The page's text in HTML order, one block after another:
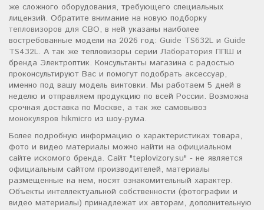
же сложного оборудования, требующего специальных
лицензий. Обратите внимание на новую подборку
тепловизоров для СВО, в ней указаны наиболее
востребованные модели на 2026 год: Guide TS632L и Guide
TS432L. А так же тепловизоры серии Лаборатория ППШ и
бренда Электроптик. Консультанты магазина с радостью
проконсультируют Вас и помогут подобрать аксессуар,
именно под вашу модель винтовки. Мы работаем 5 дней в
неделю и отправляем продукцию по всей России. Возможна
срочная доставка по Москве, а так же самовывоз
монокуляров hikmicro из шоу-рума.
Более подробную информацию о характеристиках товара,
фото и видео материалы можно найти на официальном
сайте искомого бренда. Сайт "teplovizory.su" - не является
официальным сайтом производителей, материалы
размещенные на нем, носят ознакомительный характер.
Объекты интеллектуальной собственности (фотографии и
видео материалы) принадлежат их авторам, дополнительную